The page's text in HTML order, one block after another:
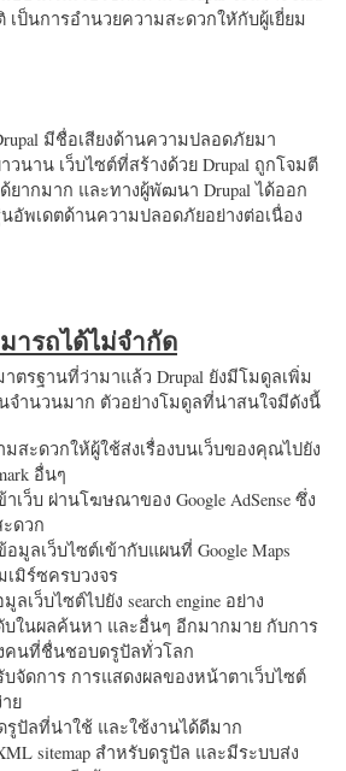
เป็นการอำนวยความสะดวกใหักับผู้เยี่ยม
มีชื่อเสียงด้านความปลอดภัยมา
วนาน เว็บไซต์ที่สร้างด้วย Drupal ถูกโจมตี
ยากมาก และทางผู้พัฒนา Drupal ได้ออก
อัพเดตด้านความปลอดภัยอย่างต่อเนื่อง
ารถได้ไม่จำกัด
ตรฐานที่ว่ามาแล้ว Drupal ยังมีโมดูลเพิ่ม
จำนวนมาก ตัวอย่างโมดูลที่น่าสนใจมีดังนี้
สะดวกให้ผู้ใช้ส่งเรื่องบนเว็บของคุณไปยัง
อื่นๆ
เว็บ ผ่านโฆษณาของ Google AdSense ซึ่ง
ดวก
มูลเว็บไซต์เข้ากับแผนที่ Google Maps
มิร์ซครบวงจร
ลเว็บไซต์ไปยัง search engine อย่าง
ในผลค้นหา และอื่นๆ อีกมากมาย กับการ
นที่ชื่นชอบดรูปัลทั่วโลก
จัดการ การแสดงผลของหน้าตาเว็บไซต์
ย
ปัลที่น่าใช้ และใช้งานได้ดีมาก
sitemap สำหรับดรูปัล และมีระบบส่ง